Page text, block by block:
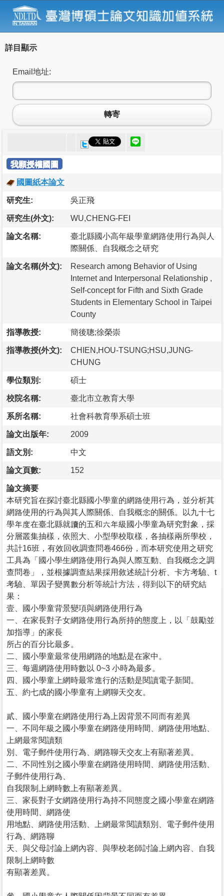
詳目顯示
Email地址:
轉寄
我願授權國圖
國圖紙本論文
研究生: 吳正飛
研究生(外文): WU,CHENG-FEI
論文名稱:
臺北縣國小高年級學童網路使用行為與人
際關係、自我概念之研究
論文名稱(外文):
Research among Behavior of Using
Internet and Interpersonal Relationship ,
Self-concept for Fifth and Sixth Grade
Students in Elementary School in Taipei
County
指導教授: 簡後聰;徐榮崇
指導教授(外文):
CHIEN,HOU-TSUNG;HSU,JUNG-
CHUNG
學位類別: 碩士
校院名稱: 臺北市立教育大學
系所名稱: 社會科教育學系碩士班
論文出版年: 2009
語文別: 中文
論文頁數: 152
論文摘要
本研究旨在探討臺北縣國小學童的網路使用行為，並分析其
網路使用的行為與其人際關係、自我概念的關係。以九十七
學年度在臺北縣就讀的五和六年級國小學童為研究對象，採
分層叢集抽樣，依照大、小型學校取樣，各抽樣兩所學校，
共計16班，有效回收調查問卷466份，而本研究使用之研究
工具為「國小學生網路使用行為與人際互動、自我概念之調
查問卷」，並根據調查結果採用敘述統計分析、卡方考驗、t
考驗、單因子變異數分析等統計方法，得到以下的研究結
果：
壹、國小學童背景變項與網路使用行為
一、在家長對子女網路使用行為所持的態度上，以「鼓勵並
加指導」的家長
所占的百分比最多。
二、國小學童最常使用網路的地點是在家中。
三、每週網路使用時數以 0~3 小時為最多。
四、國小學童上網時最常進行的活動是閱讀電子新聞。
五、約七成的國小學童有上網聊天交友。
貳、國小學童在網路使用行為上因背景不同而有差異
一、不同年級之國小學童在網路使用時間、網路使用地點、
上網最常閱讀類
別、電子郵件使用行為、網路聊天交友上有顯著差異。
二、不同性別之國小學童在網路使用時間、網路使用活動、
子郵件使用行為、
自我限制上網時數上有顯著差異。
三、家長對子女網路使用行為持不同態度之國小學童在網路
使用時間、網路使
用地點、網路使用活動、上網最常閱讀類別、電子郵件使用
行為、網路聊
天、與父母討論上網內容、與學校老師討論上網內容、自我
限制上網時數
有顯著差異。